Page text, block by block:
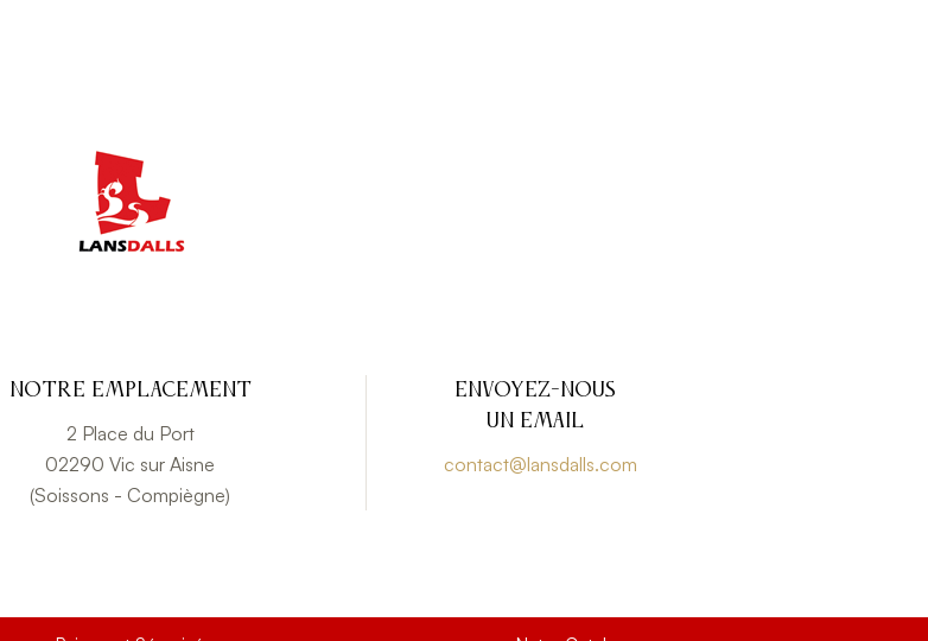
Notre emplacement
2 Place du Port
02290 Vic sur Aisne
(Soissons - Compiègne)
Envoyez-nous
un email
contact@lansdalls.com